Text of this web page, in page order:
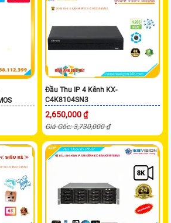
Đầu Thu IP 4 Kênh KX-
C4K8104SN3
2,650,000 ₫
Giá Gốc: 3,730,000 ₫